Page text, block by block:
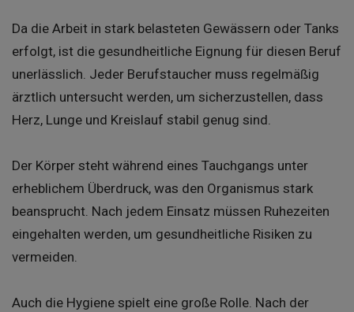
Da die Arbeit in stark belasteten Gewässern oder Tanks
erfolgt, ist die gesundheitliche Eignung für diesen Beruf
unerlässlich. Jeder Berufstaucher muss regelmäßig
ärztlich untersucht werden, um sicherzustellen, dass
Herz, Lunge und Kreislauf stabil genug sind.
Der Körper steht während eines Tauchgangs unter
erheblichem Überdruck, was den Organismus stark
beansprucht. Nach jedem Einsatz müssen Ruhezeiten
eingehalten werden, um gesundheitliche Risiken zu
vermeiden.
Auch die Hygiene spielt eine große Rolle. Nach der